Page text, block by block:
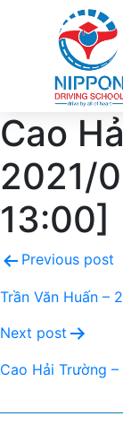
Cao
2021/
13:00]
Previous post
Trần Văn Huấn –
Next post
Cao Hải Trường